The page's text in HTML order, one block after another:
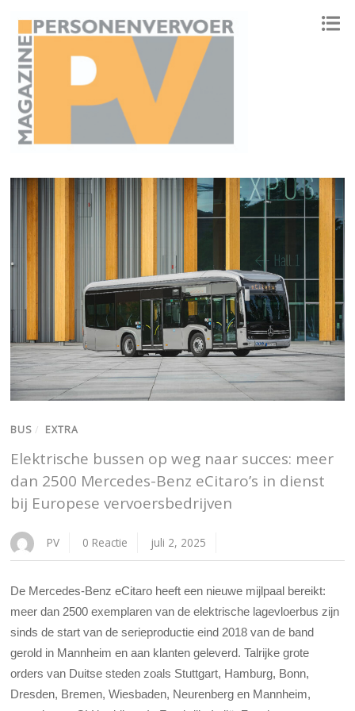
BUS / EXTRA
Elektrische bussen op weg naar succes: meer
dan 2500 Mercedes-Benz eCitaro’s in dienst
bij Europese vervoersbedrijven
PV 0 Reactie juli 2, 2025
De Mercedes-Benz eCitaro heeft een nieuwe mijlpaal bereikt:
meer dan 2500 exemplaren van de elektrische lagevloerbus zijn
sinds de start van de serieproductie eind 2018 van de band
gerold in Mannheim en aan klanten geleverd. Talrijke grote
orders van Duitse steden zoals Stuttgart, Hamburg, Bonn,
Dresden, Bremen, Wiesbaden, Neurenberg en Mannheim,